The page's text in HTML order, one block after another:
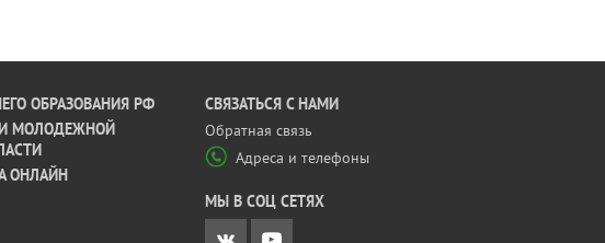
ОБРАЗОВАНИЯ РФ
И МОЛОДЕЖНОЙ
ОНЛАЙН
CВЯЗАТЬСЯ С НАМИ
Обратная связь
Адреса и телефоны
МЫ В СОЦ СЕТЯХ